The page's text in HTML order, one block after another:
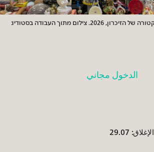
ירון שטיינברג, הארכיטקטורה של הזיכרון, 2026. צילום מתוך העבודה בסטודיו:
الدخول مجاني
الإغلاق: 29.07